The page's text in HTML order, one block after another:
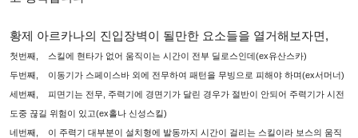
황제 아르카나의 진입장벽이 될만한 요소들을 열거해보자면,
첫번째, 스킬에 현타가 없어 움직이는 시간이 전부 딜로스인데(ex유산스카)
두번째, 이동기가 스페이스바 외에 전무하여 패턴을 무빙으로 피해야 하며(ex서머너)
세번째, 피면기는 전무, 주력기에 경면기가 달린 경우가 절반이 안되어 주력기가 시전
도중 끊길 위험이 있고(ex홀나 신성스킬)
네번째, 이 주력기 대부분이 설치형에 발동까지 시간이 걸리는 스킬이라 보스의 움직